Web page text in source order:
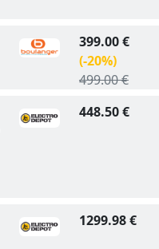
399.00 €
(-20%)
499.00 €
448.50 €
1299.98 €